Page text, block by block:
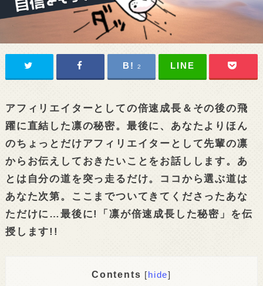
2
アフィリエイターとしての倍速成長＆その後の飛
躍に直結した凛の秘密。最後に、あなたよりほん
のちょっとだけアフィリエイターとして先輩の凛
からお伝えしておきたいことをお話しします。あ
とは自分の道を突っ走るだけ。ココから選ぶ道は
あなた次第。ここまでついてきてくださったあな
ただけに…最後に!「凛が倍速成長した秘密」を伝
授します!!
Contents [ hide]